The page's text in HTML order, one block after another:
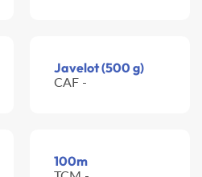
Javelot (500 g)
CAF -
100m